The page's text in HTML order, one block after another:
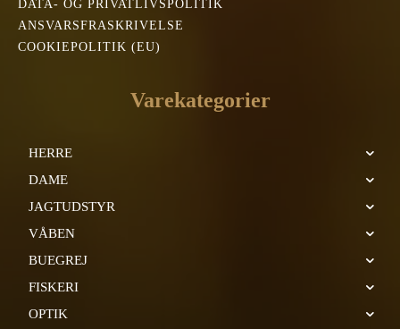
DATA- OG PRIVATLIVSPOLITIK
ANSVARSFRASKRIVELSE
COOKIEPOLITIK (EU)
Varekategorier
HERRE
DAME
JAGTUDSTYR
VÅBEN
BUEGREJ
FISKERI
OPTIK